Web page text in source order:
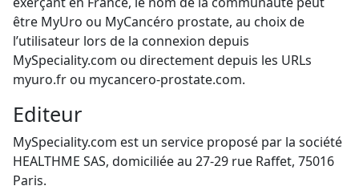
être MyUro ou MyCancéro prostate, au choix de
l’utilisateur lors de la connexion depuis
MySpeciality.com ou directement depuis les URLs
myuro.fr ou mycancero-prostate.com.
Editeur
MySpeciality.com est un service proposé par la société
HEALTHME SAS, domiciliée au 27-29 rue Raffet, 75016
Paris.